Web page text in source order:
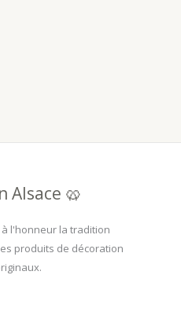
Alsace 🥨
l'honneur la tradition
produits de décoration